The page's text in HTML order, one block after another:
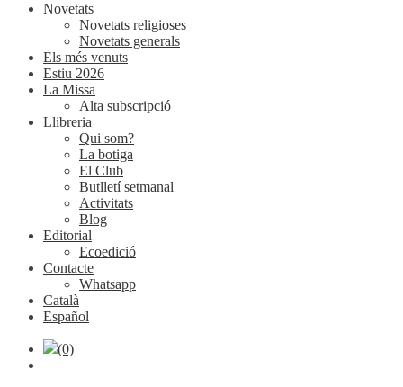
Novetats
Novetats religioses
Novetats generals
Els més venuts
Estiu 2026
La Missa
Alta subscripció
Llibreria
Qui som?
La botiga
El Club
Butlletí setmanal
Activitats
Blog
Editorial
Ecoedició
Contacte
Whatsapp
Català
Español
(0)